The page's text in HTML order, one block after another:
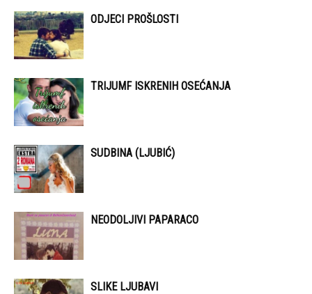
ODJECI PROŠLOSTI
TRIJUMF ISKRENIH OSEĆANJA
SUDBINA (LJUBIĆ)
NEODOLJIVI PAPARACO
SLIKE LJUBAVI